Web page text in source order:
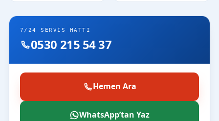
7/24 SERVIS HATTI
0530 215 54 37
Hemen Ara
WhatsApp’tan Yaz